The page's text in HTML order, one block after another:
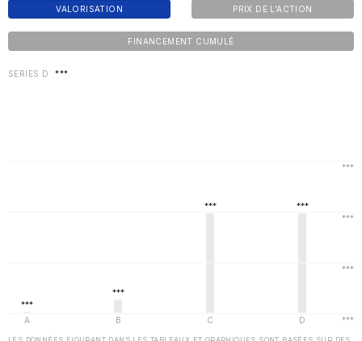
VALORISATION PRIX DE L'ACTION
FINANCEMENT CUMULÉ
SERIES D ***